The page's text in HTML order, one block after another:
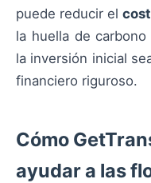
puede reducir el
la huella de
la inversión inicial
financiero riguroso.
Cómo
ayudar a las